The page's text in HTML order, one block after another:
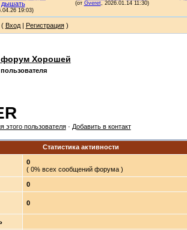
( Вход| Регистрация)
Хорошей
этого пользователя· Добавить в контакт
Статистика активности
0
( 0% всех сообщений форума )
0
0